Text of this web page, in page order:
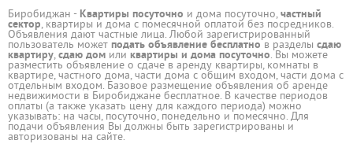
Биробиджан - Квартиры посуточно и дома посуточно,частный
сектор, квартиры и дома с помесячной оплатой без посредников.
Объявления дают частные лица. Любой зарегистрированный
пользователь может подать объявление бесплатно в разделы сдаю
квартиру,сдаю дом или квартиры и дома посуточно. Вы можете
разместить объявление о сдаче в аренду квартиры, комнаты в
квартире, частного дома, части дома с общим входом, части дома с
отдельным входом. Базовое размещение объявления об аренде
недвижимости в Биробиджане бесплатное. В качестве периодов
оплаты (а также указать цену для каждого периода) можно
указывать: на часы, посуточно, понедельно и помесячно. Для
подачи объявления Вы должны быть зарегистрированы и
авторизованы на сайте.